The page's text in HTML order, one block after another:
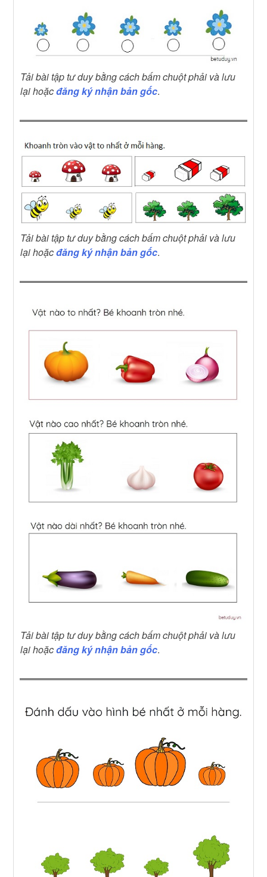
Tải bài tập tư duy bằng cách bấm chuột phải và lưu
lại hoặcđăng ký nhận bản gốc.
Tải bài tập tư duy bằng cách bấm chuột phải và lưu
lại hoặcđăng ký nhận bản gốc.
Tải bài tập tư duy bằng cách bấm chuột phải và lưu
lại hoặcđăng ký nhận bản gốc.